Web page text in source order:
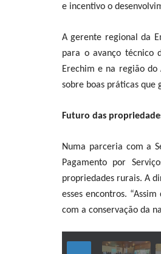
e incentivo o
A gerente regional da
para o avanço técnico
Erechim e na região
sobre boas práticas que
Futuro das
Numa parceria com a
Pagamento por
propriedades rurais. A
esses encontros.
com a conservação da